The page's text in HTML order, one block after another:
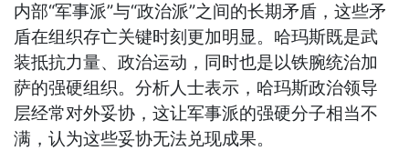
内部“军事派”与“政治派”之间的长期矛盾，这些矛
盾在组织存亡关键时刻更加明显。哈玛斯既是武
装抵抗力量、政治运动，同时也是以铁腕统治加
萨的强硬组织。分析人士表示，哈玛斯政治领导
层经常对外妥协，这让军事派的强硬分子相当不
满，认为这些妥协无法兑现成果。